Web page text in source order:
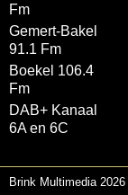
Fm
Gemert-Bakel
91.1 Fm
Boekel 106.4
Fm
DAB+ Kanaal
6A en 6C
Brink Multimedia